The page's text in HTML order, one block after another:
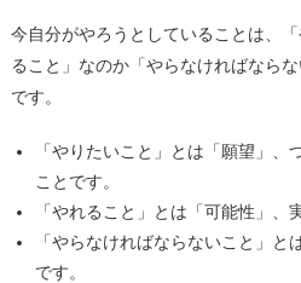
今自分がやろうとしていることは、
ること」なのか「やらなければなら
です。
「やりたいこと」とは「願望」、
ことです。
「やれること」とは「可能性」、
「やらなければならないこと」と
です。